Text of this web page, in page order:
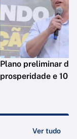
Plano preliminar de
prosperidade e 10
Ver tudo